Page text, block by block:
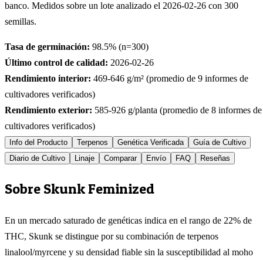
banco. Medidos sobre un lote analizado el 2026-02-26 con 300
semillas.
Tasa de germinación: 98.5% (n=300)
Último control de calidad: 2026-02-26
Rendimiento interior: 469-646 g/m² (promedio de 9 informes de
cultivadores verificados)
Rendimiento exterior: 585-926 g/planta (promedio de 8 informes de
cultivadores verificados)
Info del Producto Terpenos Genética Verificada
Guía de Cultivo
Diario de Cultivo
Linaje Comparar Envío FAQ Reseñas
Sobre Skunk Feminized
En un mercado saturado de genéticas indica en el rango de 22% de
THC, Skunk se distingue por su combinación de terpenos
linalool/myrcene y su densidad fiable sin la susceptibilidad al moho